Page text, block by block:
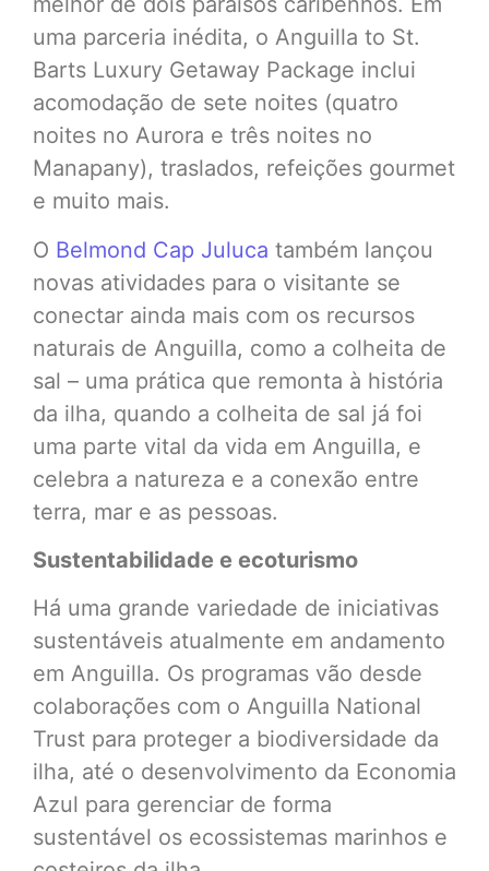
uma parceria inédita, o Anguilla to St.
Barts Luxury Getaway Package inclui
acomodação de sete noites (quatro
noites no Aurora e três noites no
Manapany), traslados, refeições gourmet
e muito mais.
O Belmond Cap Juluca também lançou
novas atividades para o visitante se
conectar ainda mais com os recursos
naturais de Anguilla, como a colheita de
sal – uma prática que remonta à história
da ilha, quando a colheita de sal já foi
uma parte vital da vida em Anguilla, e
celebra a natureza e a conexão entre
terra, mar e as pessoas.
Sustentabilidade e ecoturismo
Há uma grande variedade de iniciativas
sustentáveis atualmente em andamento
em Anguilla. Os programas vão desde
colaborações com o Anguilla National
Trust para proteger a biodiversidade da
ilha, até o desenvolvimento da Economia
Azul para gerenciar de forma
sustentável os ecossistemas marinhos e